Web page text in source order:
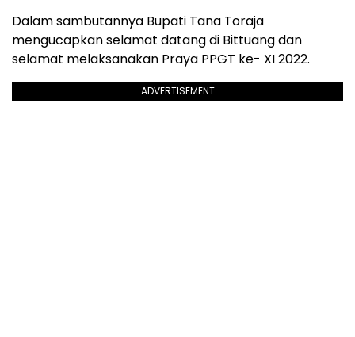
Dalam sambutannya Bupati Tana Toraja
mengucapkan selamat datang di Bittuang dan
selamat melaksanakan Praya PPGT ke- XI 2022.
ADVERTISEMENT